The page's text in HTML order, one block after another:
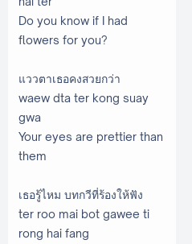
Do you know if I had
flowers for you?
แววตาเธอคงสวยกว่า
waew dta ter kong suay
gwa
Your eyes are prettier than
them
เธอรู้ไหม บทกวีที่ร้องให้ฟัง
ter roo mai bot gawee ti
rong hai fang